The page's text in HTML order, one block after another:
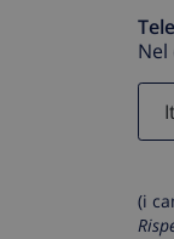
(i